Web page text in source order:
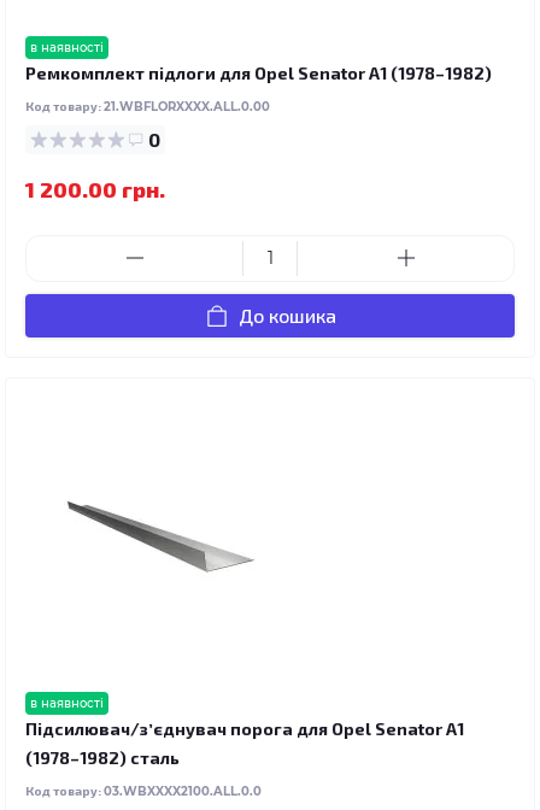
в наявності
Ремкомплект підлоги для Opel Senator A1 (1978–1982)
Код товару:21.WBFLORXXXX.ALL.0.00
0
1 200.00 грн.
До кошика
в наявності
Підсилювач/зʼєднувач порога для Opel Senator A1
(1978–1982) сталь
Код товару:03.WBXXXX2100.ALL.0.0